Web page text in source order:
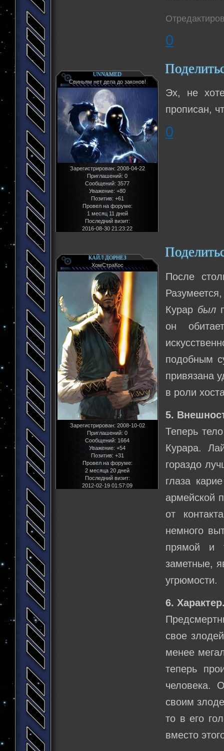
0
UNNAMED
Свиньям нет дела до законов!
Зарегистрирован: 2008-04-22
Приглашений: 0
Сообщений: 3577
Уважение: +80
Позитив: +61
Провел на форуме:
1 месяц 11 дней
Последний визит:
2016-08-30 21:23:22
Эх, не
прописан,
0
КАЙЛ ДОРНЕЗ
ХомСтраКос
Зарегистрирован: 2008-10-02
Приглашений: 0
Сообщений: 1664
Уважение: +54
Позитив: +31
Провел на форуме:
2 месяца 20 дней
Последний визит:
2012-02-19 01:57:09
После
Курар был
он
подобным
привязана
в роли
5.
Теперь
Курара.
гораздо
глаза
армейской
от
немного
прямой и
заметные,
угрюмости.
6.
свое
менее
теперь
человека.
своим
то в его
вместо